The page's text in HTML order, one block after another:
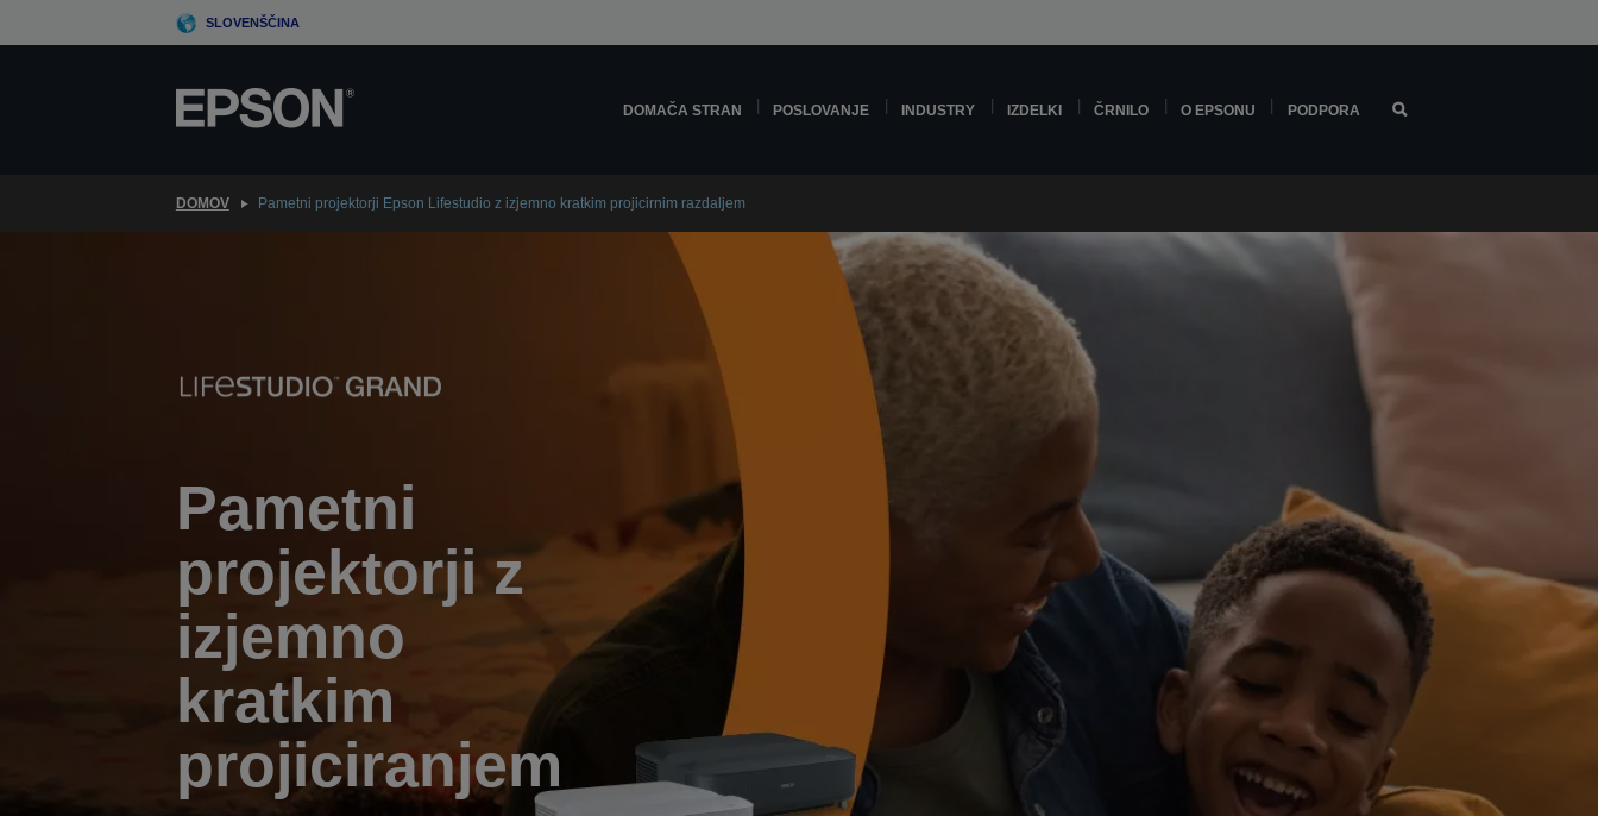
to
SLOVENŠČINA
DOMAČA STRAN POSLOVANJE INDUSTRY IZDELKI ČRNILO O EPSONU PODPORA
DOMOV Pametni projektorji Epson Lifestudio z izjemno kratkim projicirnim razdaljem
Pametni
projektorji z
izjemno
kratkim
projiciranjem